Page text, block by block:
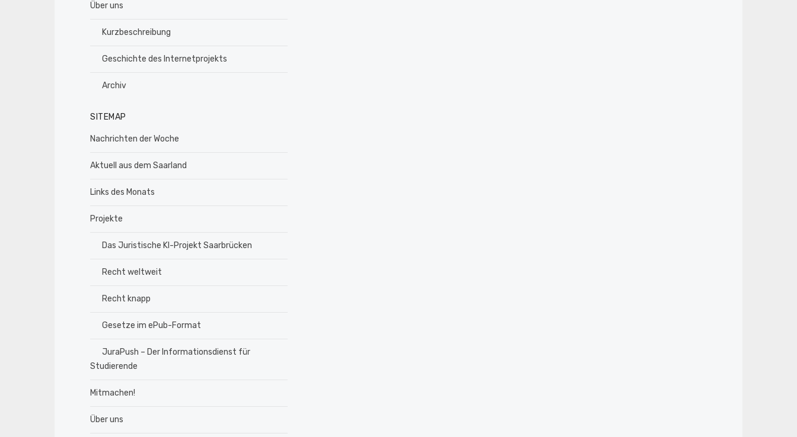
Über uns
Kurzbeschreibung
Geschichte des Internetprojekts
Archiv
SITEMAP
Nachrichten der Woche
Aktuell aus dem Saarland
Links des Monats
Projekte
Das Juristische KI-Projekt Saarbrücken
Recht weltweit
Recht knapp
Gesetze im ePub-Format
JuraPush – Der Informationsdienst für
Studierende
Mitmachen!
Über uns